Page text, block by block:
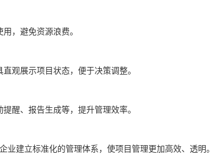
，避免资源浪费。
观展示项目状态，便于决策调整。
醒、报告生成等，提升管理效率。
业建立标准化的管理体系，使项目管理更加高效、透明。